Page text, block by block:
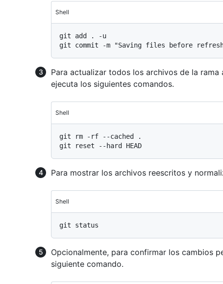
Shell
git add . -u
Para actualizar todos los archivos de la
ejecuta los siguientes comandos.
Shell
git rm -rf --cached .
Para mostrar los archivos reescritos y
Shell
Opcionalmente, para confirmar los cambios
siguiente comando.